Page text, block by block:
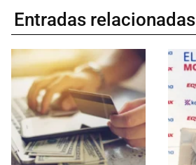
Entradas relacionadas